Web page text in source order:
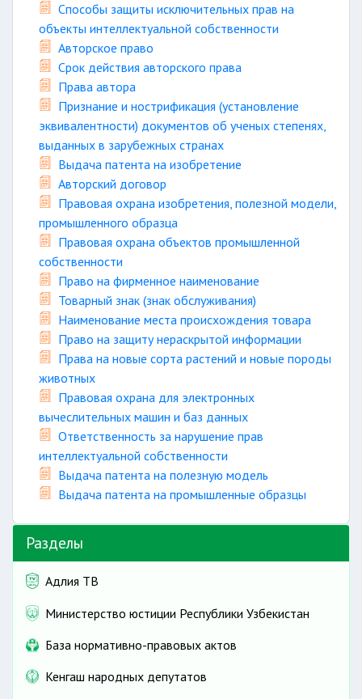
Способы защиты исключительных прав на
объекты интеллектуальной собственности
Авторское право
Срок действия авторского права
Права автора
Признание и нострификация (установление
эквивалентности) документов об ученых степенях,
выданных в зарубежных странах
Выдача патента на изобретение
Авторский договор
Правовая охрана изобретения, полезной модели,
промышленного образца
Правовая охрана объектов промышленной
собственности
Право на фирменное наименование
Товарный знак (знак обслуживания)
Наименование места происхождения товара
Право на защиту нераскрытой информации
Права на новые сорта растений и новые породы
животных
Правовая охрана для электронных
вычеслительных машин и баз данных
Ответственность за нарушение прав
интеллектуальной собственности
Выдача патента на полезную модель
Выдача патента на промышленные образцы
Разделы
Адлия ТВ
Министерство юстиции Республики Узбекистан
База нормативно-правовых актов
Кенгаш народных депутатов